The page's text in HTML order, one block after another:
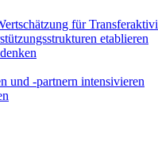
für
etablieren
und -partnern intensivieren